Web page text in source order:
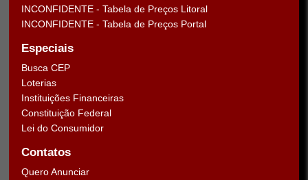
INCONFIDENTE - Tabela de Preços Litoral
INCONFIDENTE - Tabela de Preços Portal
Especiais
Busca CEP
Loterias
Instituições Financeiras
Constituição Federal
Lei do Consumidor
Contatos
Quero Anunciar